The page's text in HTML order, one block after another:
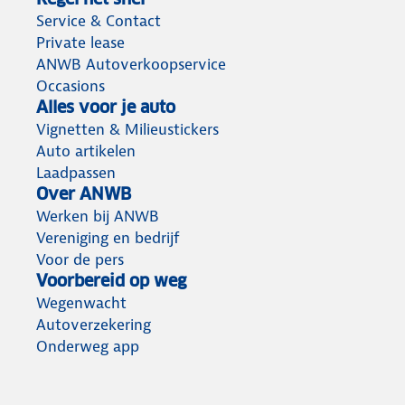
Service & Contact
Private lease
ANWB Autoverkoopservice
Occasions
Alles voor je auto
Vignetten & Milieustickers
Auto artikelen
Laadpassen
Over ANWB
Werken bij ANWB
Vereniging en bedrijf
Voor de pers
Voorbereid op weg
Wegenwacht
Autoverzekering
Onderweg app